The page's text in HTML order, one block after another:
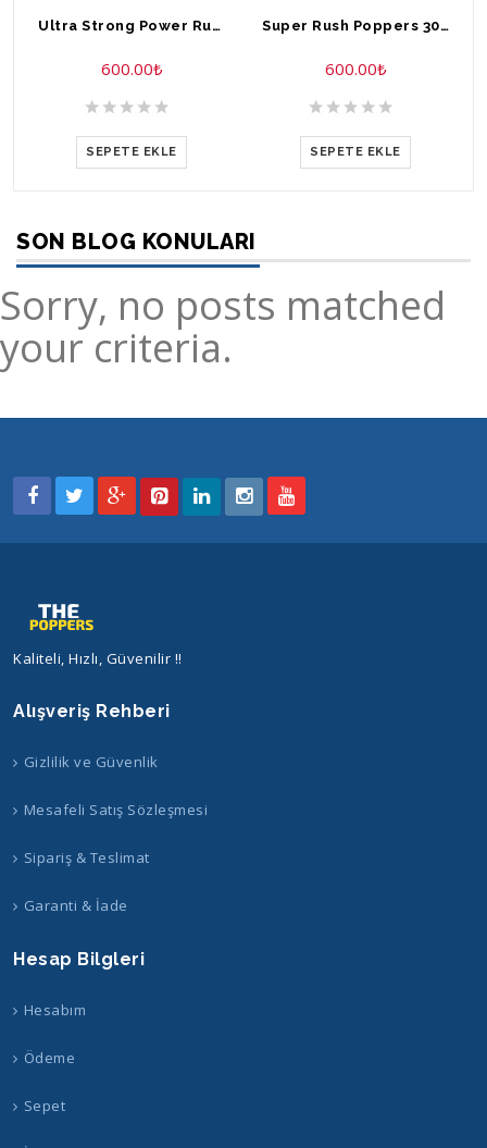
Ultra Strong Power Rush Poppers 30 ml
600.00₺
SEPETE EKLE
Super Rush Poppers 30 ml
600.00₺
SEPETE EKLE
SON BLOG KONULARI
Sorry, no posts matched
your criteria.
Kaliteli, Hızlı, Güvenilir !!
Alışveriş Rehberi
Gizlilik ve Güvenlik
Mesafeli Satış Sözleşmesi
Sipariş & Teslimat
Garanti & İade
Hesap Bilgleri
Hesabım
Ödeme
Sepet